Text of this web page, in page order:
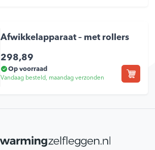
Afwikkelapparaat – met rollers
298,89
Op voorraad
Vandaag besteld, maandag verzonden